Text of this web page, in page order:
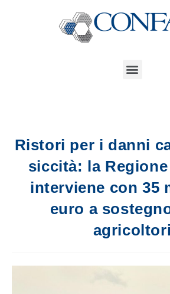
Ristori per i danni
siccità: la
interviene con 35
euro a
agricoltori